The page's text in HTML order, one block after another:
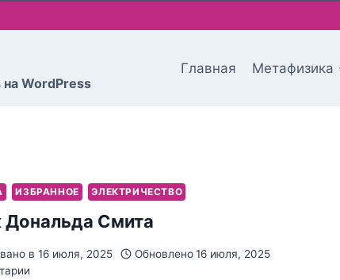
WordPress
Главная Метафизика
ИЗБРАННОЕ ЭЛЕКТРИЧЕСТВО
Дональда Смита
в 16 июля, 2025 Обновлено 16 июля, 2025